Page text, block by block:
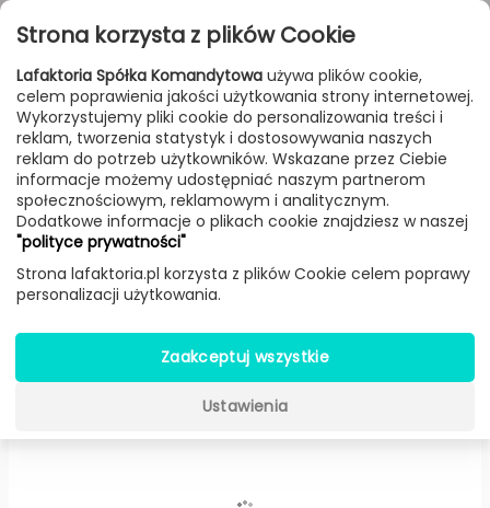
Przejdź do treści
FILTROWANIE & SORTOWANIE
Dodatki Producenci Woud Produkt
Poduszka do leżanki Level
(Czarna) -Woud
Strona korzysta z plików Cookie
Lafaktoria Spółka Komandytowa używa plików cookie,
celem poprawienia jakości użytkowania strony internetowej.
Wykorzystujemy pliki cookie do personalizowania treści i
reklam, tworzenia statystyk i dostosowywania naszych
reklam do potrzeb użytkowników. Wskazane przez Ciebie
informacje możemy udostępniać naszym partnerom
społecznościowym, reklamowym i analitycznym.
Dodatkowe informacje o plikach cookie znajdziesz w naszej
"polityce prywatności"
Strona lafaktoria.pl korzysta z plików Cookie celem poprawy
personalizacji użytkowania.
Zaakceptuj wszystkie
Ustawienia